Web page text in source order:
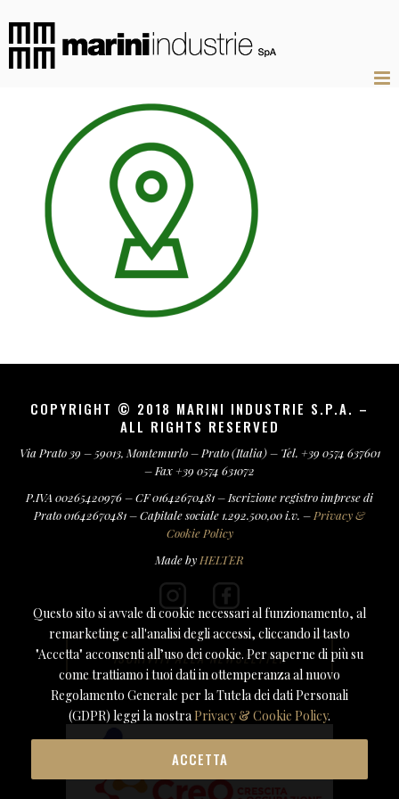
COPYRIGHT © 2018 MARINI INDUSTRIE S.P.A. –
ALL RIGHTS RESERVED
Via Prato 39 – 59013, Montemurlo – Prato (Italia) – Tel. +39 0574 637601
– Fax +39 0574 631072
P.IVA 00265420976 – CF 01642670481 – Iscrizione registro imprese di
Prato 01642670481 – Capitale sociale 1.292.500,00 i.v. – Privacy &
Cookie Policy
Made by HELTER
ISCRIVITI ALLA NEWSLETTER
ACCETTA
Questo sito si avvale di cookie necessari al funzionamento, al
remarketing e all'analisi degli accessi, cliccando il tasto
"Accetta" acconsenti all’uso dei cookie. Per saperne di più su
come trattiamo i tuoi dati in ottemperanza al nuovo
Regolamento Generale per la Tutela dei dati Personali
(GDPR) leggi la nostra Privacy & Cookie Policy.